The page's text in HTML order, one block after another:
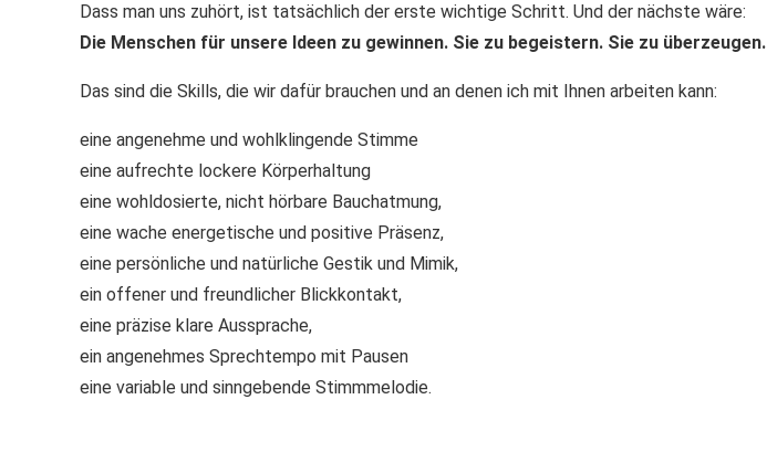
Dass man uns zuhört, ist tatsächlich der erste wichtige Schritt. Und der nächste wäre:
Die Menschen für unsere Ideen zu gewinnen. Sie zu begeistern. Sie zu überzeugen.
Das sind die Skills, die wir dafür brauchen und an denen ich mit Ihnen arbeiten kann:
eine angenehme und wohlklingende Stimme
eine aufrechte lockere Körperhaltung
eine wohldosierte, nicht hörbare Bauchatmung,
eine wache energetische und positive Präsenz,
eine persönliche und natürliche Gestik und Mimik,
ein offener und freundlicher Blickkontakt,
eine präzise klare Aussprache,
ein angenehmes Sprechtempo mit Pausen
eine variable und sinngebende Stimmmelodie.